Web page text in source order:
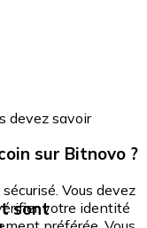
devez savoir
sur Bitnovo ?
Vous devez
votre identité
sont